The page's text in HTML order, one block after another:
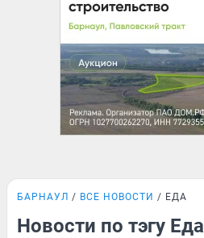
БАРНАУЛ ВСЕ НОВОСТИ ЕДА
Новости по тэгу Еда